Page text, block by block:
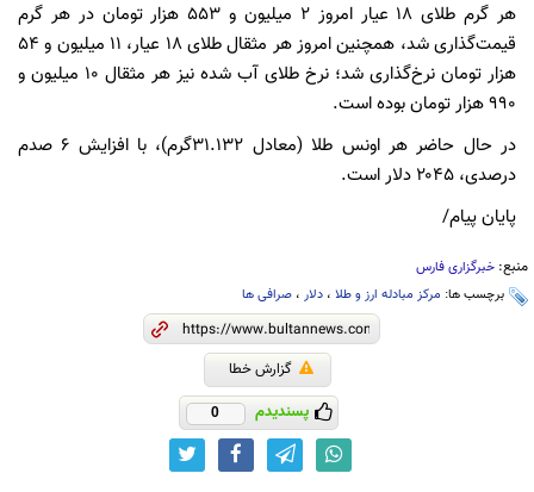
هر گرم طلای ۱۸ عیار امروز ۲ میلیون و ۵۵۳ هزار تومان در هر گرم
قیمت‌گذاری شد‌، همچنین امروز هر مثقال طلای ۱۸ عیار‌، ۱۱ میلیون و ۵۴
هزار تومان نرخ‌گذاری شد؛ نرخ طلای آب شده نیز هر مثقال ۱۰ میلیون و
۹۹۰ هزار تومان بوده است.
در حال حاضر هر اونس طلا (معادل ۳۱.۱۳۲گرم)، با افزایش ۶ صدم
درصدی، ۲۰۴۵ دلار است.
پایان پیام/
منبع: خبرگزاری فارس
برچسب ها: مرکز مبادله ارز و طلا ، دلار ، صرافی ها
گزارش خطا
پسندیدم 0